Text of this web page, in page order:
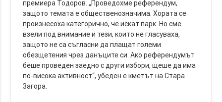
премиера Тодоров. „Проведохме референдум,
защото темата е общественозначима. Хората се
произнесоха категорично, че искат парк. Но сме
взели под внимание и тези, които не гласуваха,
защото не са съгласни да плащат големи
обезщетения чрез данъците си. Ако референдумът
беше проведен заедно с други избори, щеше да има
по-висока активност“, убеден е кметът на Стара
Загора.